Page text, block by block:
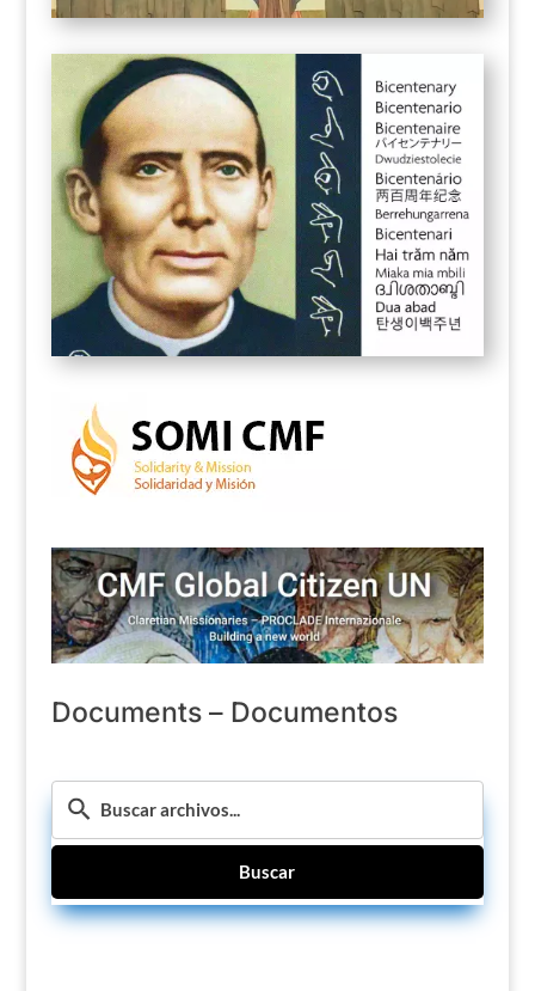
Documents – Documentos
Buscar